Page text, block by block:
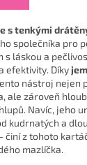
s tenkými
společníka pro
s láskou a
efektivity. Díky
nástroj nejen
ale zároveň
Navíc, jeho
kudrnatých a
činí z tohoto
mazlíčka.